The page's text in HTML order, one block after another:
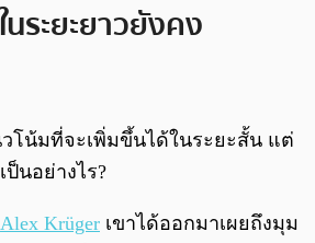
ระยะยาวยังคง
โน้มที่จะเพิ่มขึ้นได้ในระยะสั้น แต่
นอย่างไร?
Alex Krüger เขาได้ออกมาเผยถึงมุม